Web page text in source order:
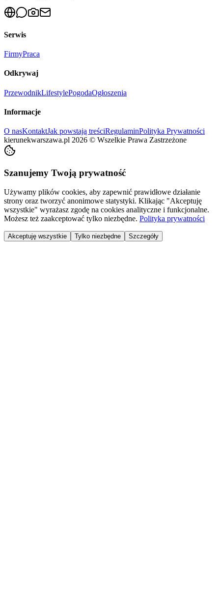
Serwis
FirmyPraca
Odkrywaj
PrzewodnikLifestylePogodaOgłoszenia
Informacje
O nasKontaktJak powstają treściRegulaminPolityka Prywatności
kierunekwarszawa.pl 2026 © Wszelkie Prawa Zastrzeżone
Szanujemy Twoją prywatność
Używamy plików cookies, aby zapewnić prawidłowe działanie
strony oraz tworzyć anonimowe statystyki. Klikając "Akceptuję
wszystkie" wyrażasz zgodę na cookies analityczne i funkcjonalne.
Możesz też zaakceptować tylko niezbędne. Polityka prywatności
Akceptuję wszystkie Tylko niezbędne Szczegóły